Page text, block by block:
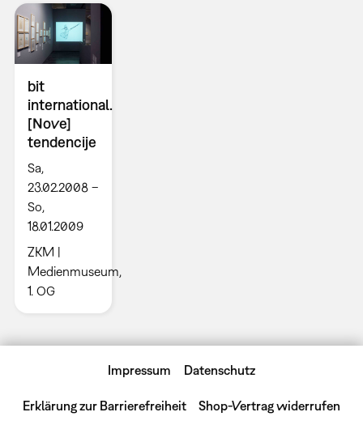
bit
international.
[Nove]
tendencije
Sa,
23.02.2008 –
So,
18.01.2009
ZKM |
Medienmuseum,
1. OG
Impressum Datenschutz
Erklärung zur Barrierefreiheit Shop-Vertrag widerrufen